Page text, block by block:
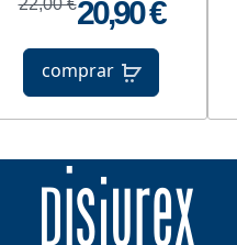
20,90 €
comprar